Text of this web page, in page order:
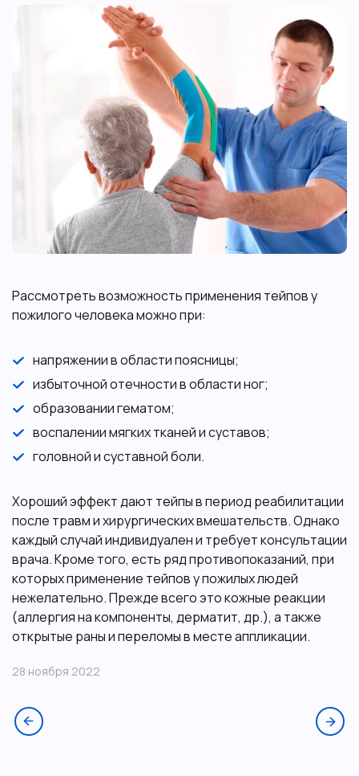
Рассмотреть возможность применения тейпов у
пожилого человека можно при:
напряжении в области поясницы;
избыточной отечности в области ног;
образовании гематом;
воспалении мягких тканей и суставов;
головной и суставной боли.
Хороший эффект дают тейпы в период реабилитации
после травм и хирургических вмешательств. Однако
каждый случай индивидуален и требует консультации
врача. Кроме того, есть ряд противопоказаний, при
которых применение тейпов у пожилых людей
нежелательно. Прежде всего это кожные реакции
(аллергия на компоненты, дерматит, др.), а также
открытые раны и переломы в месте аппликации.
28 ноября 2022